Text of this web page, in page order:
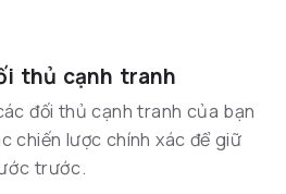
thủ cạnh tranh
đối thủ cạnh tranh của bạn
chiến lược chính xác để giữ
trước.